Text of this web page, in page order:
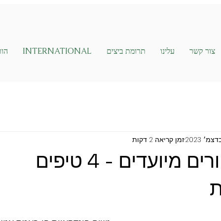
INTERNATIONAL תרומת ביצים עלינו צור קשר
קשר עם הורים מיועדים - 4 טיפים
זמן קריאה 2 דקות